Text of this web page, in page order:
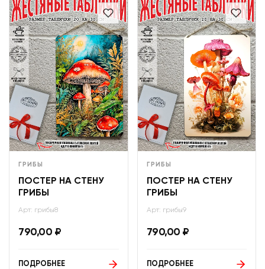
ГРИБЫ
ПОСТЕР НА СТЕНУ
ГРИБЫ
Арт: грибы8
790,00 ₽
ПОДРОБНЕЕ
ГРИБЫ
ПОСТЕР НА СТЕНУ
ГРИБЫ
Арт: грибы9
790,00 ₽
ПОДРОБНЕЕ